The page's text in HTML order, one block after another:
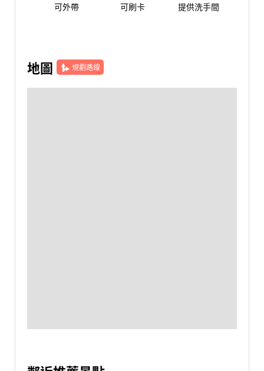
可外帶 可刷卡 提供洗手間
地圖 規劃路線